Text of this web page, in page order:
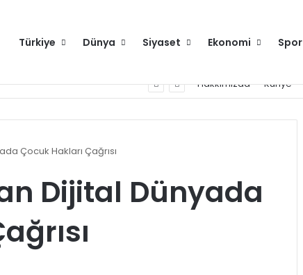
Türkiye Dünya Siyaset Ekonomi Spor
Hakkımızda Künye
Çocuk Hakları Çağrısı
Dijital Dünyada